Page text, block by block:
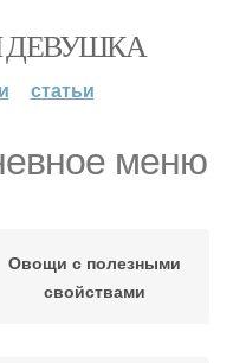
ДЕВУШКА
статьи
меню
Овощи с полезными
свойствами